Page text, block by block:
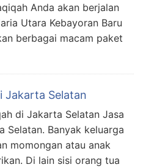
Anda akan berjalan
Utara Kebayoran Baru
berbagai macam paket
Jakarta Selatan
di Jakarta Selatan Jasa
Selatan. Banyak keluarga
momongan atau anak
Di lain sisi orang tua